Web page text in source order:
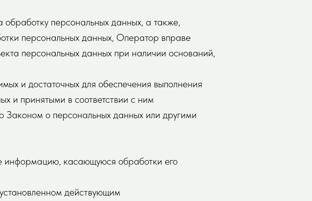
персональных данных, а также,
персональных данных, Оператор вправе
персональных данных при наличии оснований,
и достаточных для обеспечения выполнения
и принятыми в соответствии с ним
о персональных данных или другими
информацию, касающуюся обработки его
действующим